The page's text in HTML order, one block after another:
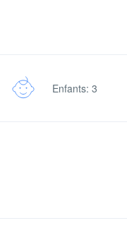
Enfants: 3